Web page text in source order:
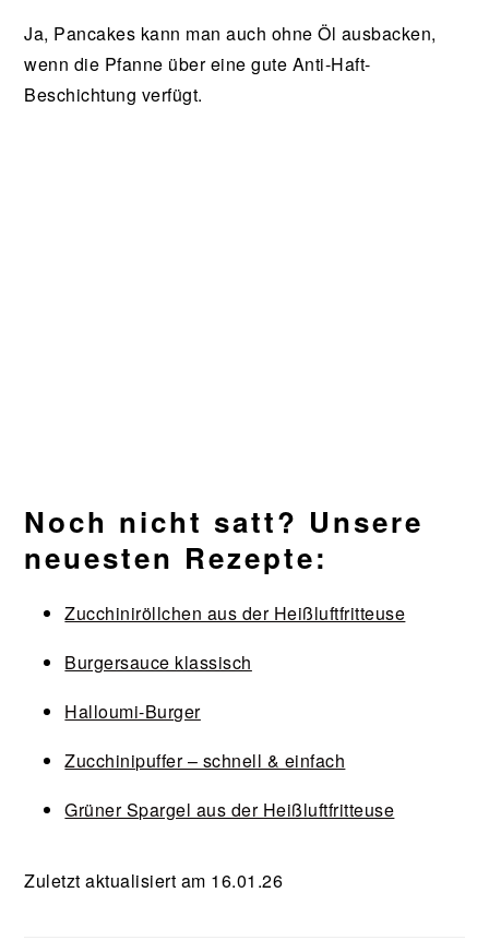
Ja, Pancakes kann man auch ohne Öl ausbacken,
wenn die Pfanne über eine gute Anti-Haft-
Beschichtung verfügt.
Noch nicht satt? Unsere
neuesten Rezepte:
Zucchiniröllchen aus der Heißluftfritteuse
Burgersauce klassisch
Halloumi-Burger
Zucchinipuffer – schnell & einfach
Grüner Spargel aus der Heißluftfritteuse
Zuletzt aktualisiert am 16.01.26